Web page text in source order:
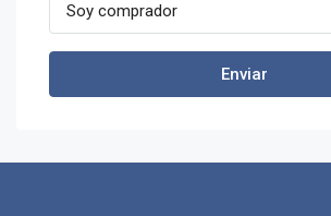
Soy comprador
Enviar